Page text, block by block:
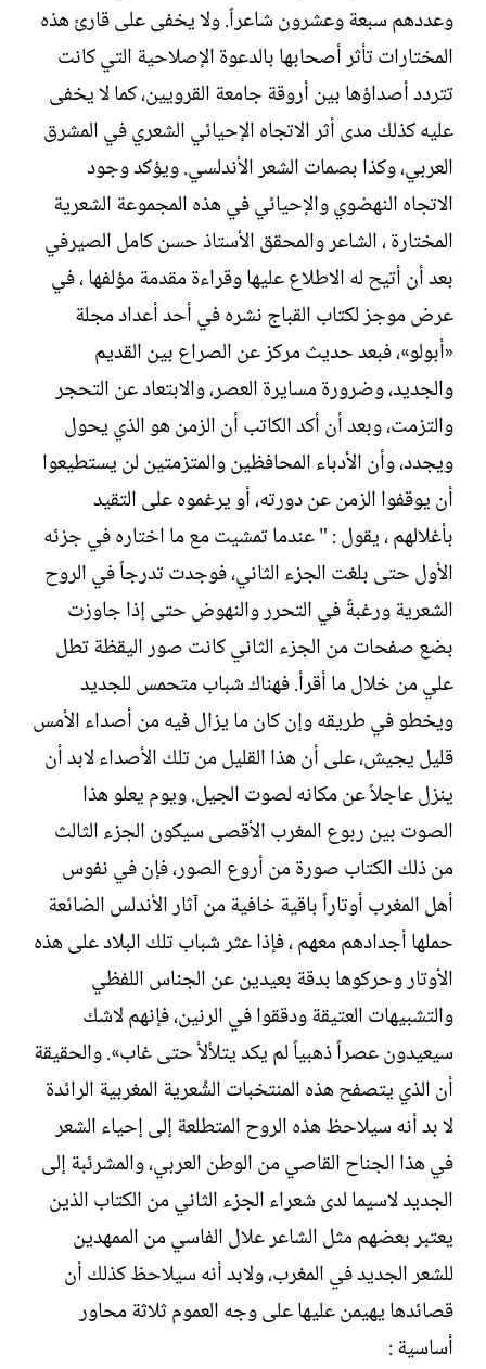
ل
إ
ن
ش
وعددهم سبعة وعشرون شاعراً. ولا يخفى على قارئ هذه
المختارات تأثر أصحابها بالدعوة الإصلاحية التي كانت
تتردد أصداؤها بين أروقة جامعة القرويين، كما لا يخفى
عليه كذلك مدى أثر الاتجاه الإحيائي الشعري في المشرق
العربي، وكذا بصمات الشعر الأندلسي. ويؤكد وجود
الاتجاه النهضوي والإحيائي في هذه المجموعة الشعرية
المختارة ، الشاعر والمحقق الأستاذ حسن كامل الصيرفي
بعد أن أتيح له الاطلاع عليها وقراءة مقدمة مؤلفها ، في
عرض موجز لكتاب القباج نشره في أحد أعداد مجلة
«أبولو»، فبعد حديث مركز عن الصراع بين القديم
والجديد، وضرورة مسايرة العصر، والابتعاد عن التحجر
والتزمت، وبعد أن أكد الكاتب أن الزمن هو الذي يحول
ويجدد، وأن الأدباء المحافظين والمتزمتين لن يستطيعوا
أن يوقفوا الزمن عن دورته، أو يرغموه على التقيد
بأغلالهم ، يقول : " عندما تمشيت مع ما اختاره في جزئه
الأول حتى بلغت الجزء الثاني، فوجدت تدرجاً في الروح
الشعرية ورغبةً في التحرر والنهوض حتى إذا جاوزت
بضع صفحات من الجزء الثاني كانت صور اليقظة تطل
علي من خلال ما أقرأ. فهناك شباب متحمس للجديد
ويخطو في طريقه وإن كان ما يزال فيه من أصداء الأمس
قليل يجيش، على أن هذا القليل من تلك الأصداء لابد أن
ينزل عاجلاً عن مكانه لصوت الجيل. ويوم يعلو هذا
الصوت بين ربوع المغرب الأقصى سيكون الجزء الثالث
من ذلك الكتاب صورة من أروع الصور، فإن في نفوس
أهل المغرب أوتاراً باقية خافية من آثار الأندلس الضائعة
حملها أجدادهم معهم ، فإذا عثر شباب تلك البلاد على هذه
الأوتار وحركوها بدقة بعيدين عن الجناس اللفظي
والتشبيهات العتيقة ودققوا في الرنين، فإنهم لاشك
سيعيدون عصراً ذهبياً لم يكد يتلألأ حتى غاب». والحقيقة
أن الذي يتصفح هذه المنتخبات الشِّعرية المغربية الرائدة
لا بد أنه سيلاحظ هذه الروح المتطلعة إلى إحياء الشعر
في هذا الجناح القاصي من الوطن العربي، والمشرئبة إلى
الجديد لاسيما لدى شعراء الجزء الثاني من الكتاب الذين
يعتبر بعضهم مثل الشاعر علال الفاسي من الممهدين
للشعر الجديد في المغرب، ولابد أنه سيلاحظ كذلك أن
قصائدها يهيمن عليها على وجه العموم ثلاثة محاور
أساسية :